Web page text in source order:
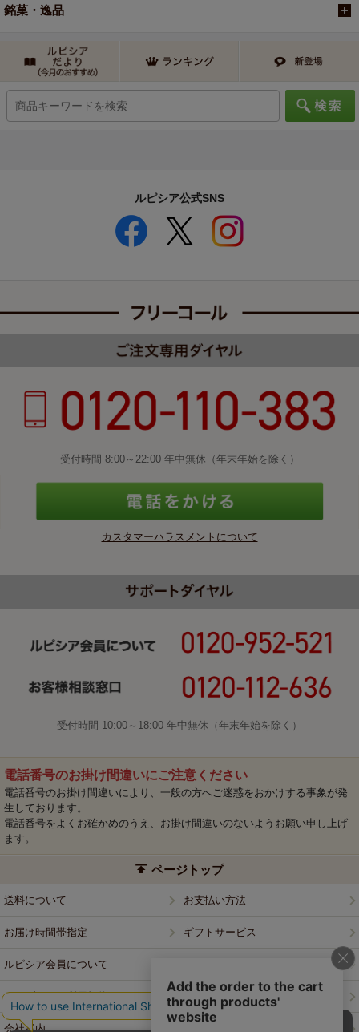
銘菓・逸品
ルピシア公式SNS
受付時間 8:00～22:00 年中無休（年末年始を除く）
カスタマーハラスメントについて
受付時間 10:00～18:00 年中無休（年末年始を除く）
電話番号のお掛け間違いにご注意ください
電話番号のお掛け間違いにより、一般の方へご迷惑をおかけする事象が発
生しております。
電話番号をよくお確かめのうえ、お掛け間違いのないようお願い申し上げ
ます。
ページトップ
送料について お支払い方法
お届け時間帯指定 ギフトサービス
ルピシア会員について
ウェブサイト利用規約 特定商取引法に基づく表記
会社案内